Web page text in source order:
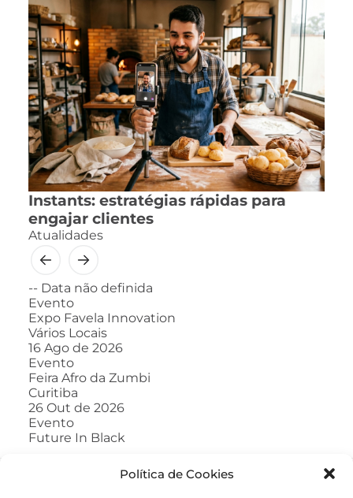
Política de Cookies
Instants: estratégias rápidas para
engajar clientes
Atualidades
-- Data não definida
Evento
Expo Favela Innovation
Vários Locais
16 Ago de 2026
Evento
Feira Afro da Zumbi
Curitiba
26 Out de 2026
Evento
Future In Black